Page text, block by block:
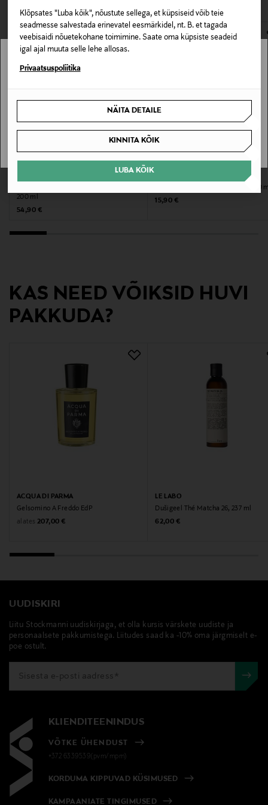
Klõpsates "Luba kõik", nõustute sellega, et küpsiseid võib teie
seadmesse salvestada erinevatel eesmärkidel, nt. B. et tagada
veebisaidi nõuetekohane toimimine. Saate oma küpsiste seadeid
igal ajal muuta selle lehe allosas.
Privaatsuspoliitika
NÄITA DETAILE
KINNITA KÕIK
LUBA KÕIK
200 ml
Kategooria
Juukseparfüüm
Suurus
200 ml
Tootja
Digitaalne aadress
contact@customercare.balmain.com
E-POE TAGASTUSED
200 ml
Original Price
54,90 €
Kuumakaitsesprei Heat Shield 200
Original Price
15,90 €
KAS NEED VÕIKSID HUVI
PAKKUDA?
ACQUA DI PARMA
Gelsomino A Freddo EdP
alates Original Price
207,00 €
LE LABO
Dušigeel Thé Matcha 26, 237 ml
Original Price
62,00 €
UUDISKIRI
Liitu Stockmanni uudiskirjaga, et olla kursis värskete uudiste ja
personaalsete pakkumistega. Liitudes saad ka -10% oma järgmiselt e-
poe ostult.
KLIENDITEENINDUS
VÕTKE ÜHENDUST
+372 6339539(pvm/mpm)
KORDUMA KIPPUVAD KÜSIMUSED
KAMPAANIATE TINGIMUSED
Stockmann pole Sinu riigis saadaval.
SAAN ARU